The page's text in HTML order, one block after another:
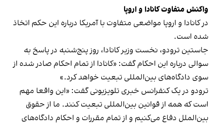
واکنش متفاوت کانادا و اروپا
در کانادا و اروپا مواضعی متفاوت با آمریکا درباره این حکم اتخاذ
شده است.
جاستین ترودو، نخست وزیر کانادا، روز پنج‌شنبه در پاسخ به
سوالی درباره این احکام گفت: «کانادا از تمام احکام صادر شده از
سوی دادگاه‌های بین‌المللی تبعیت خواهد کرد.»
ترودو در یک کنفرانس خبری تلویزیونی گفت: «این واقعا مهم
است که همه از قوانین بین‌المللی تبعیت کنند. ما از حقوق
بین‌الملل دفاع می‌کنیم و از تمام مقررات و احکام دادگاه‌های